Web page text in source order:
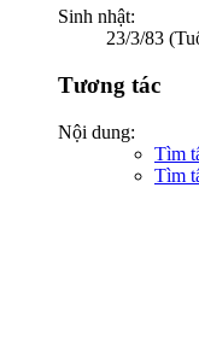
Sinh nhật:
23/3/83
Tương tác
Nội dung:
Tìm
Tìm